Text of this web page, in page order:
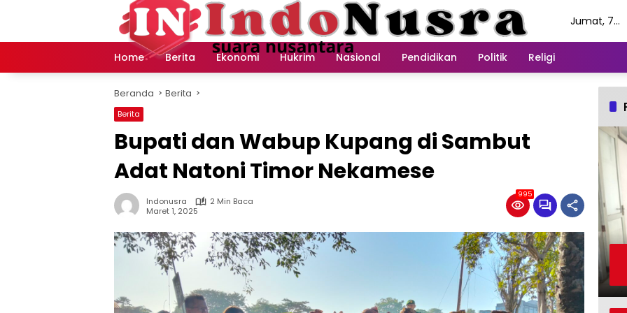
Jumat, 7
Home Berita Ekonomi Hukrim Nasional Pendidikan Politik Religi
Beranda Berita
Berita
Bupati dan Wabup Kupang di Sambut
Adat Natoni Timor Nekamese
Indonusra
2 Min Baca
Maret 1, 2025
995